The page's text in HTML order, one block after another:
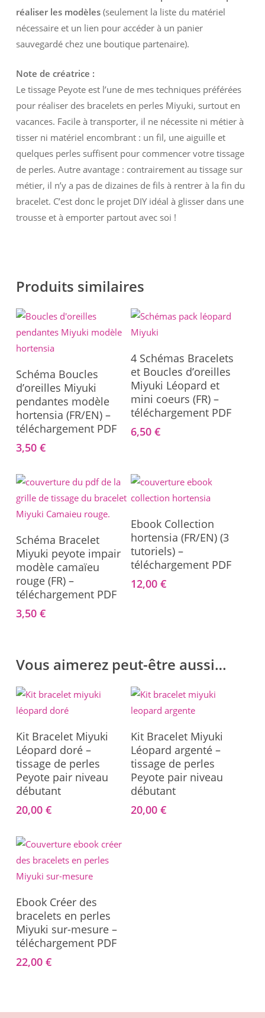
réaliser les modèles(seulement la liste du matériel
nécessaire et un lien pour accéder à un panier
sauvegardé chez une boutique partenaire).
Note de créatrice :
Le tissage Peyote est l’une de mes techniques préférées
pour réaliser des bracelets en perles Miyuki, surtout en
vacances. Facile à transporter, il ne nécessite ni métier à
tisser ni matériel encombrant : un fil, une aiguille et
quelques perles suffisent pour commencer votre tissage
de perles. Autre avantage : contrairement au tissage sur
métier, il n’y a pas de dizaines de fils à rentrer à la fin du
bracelet. C’est donc le projet DIY idéal à glisser dans une
trousse et à emporter partout avec soi !
Produits similaires
Ajouter Au Panier
Schéma Boucles
d’oreilles Miyuki
pendantes modèle
hortensia (FR/EN) –
téléchargement PDF
3,50 €
Ajouter Au Panier
4 Schémas Bracelets
et Boucles d’oreilles
Miyuki Léopard et
mini coeurs (FR) –
téléchargement PDF
6,50€
Ajouter Au Panier
Schéma Bracelet
Miyuki peyote impair
modèle camaïeu
rouge (FR) –
téléchargement PDF
3,50 €
Ajouter Au Panier
Ebook Collection
hortensia (FR/EN) (3
tutoriels) –
téléchargement PDF
12,00€
Vous aimerez peut-être aussi…
Ajouter Au Panier
Kit Bracelet Miyuki
Léopard doré –
tissage de perles
Peyote pair niveau
débutant
20,00 €
Ajouter Au Panier
Kit Bracelet Miyuki
Léopard argenté –
tissage de perles
Peyote pair niveau
débutant
20,00€
Ajouter Au Panier
Ebook Créer des
bracelets en perles
Miyuki sur-mesure –
téléchargement PDF
22,00 €